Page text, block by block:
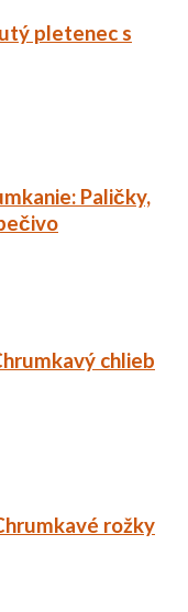
pletenec s
Paličky,
chlieb
rožky